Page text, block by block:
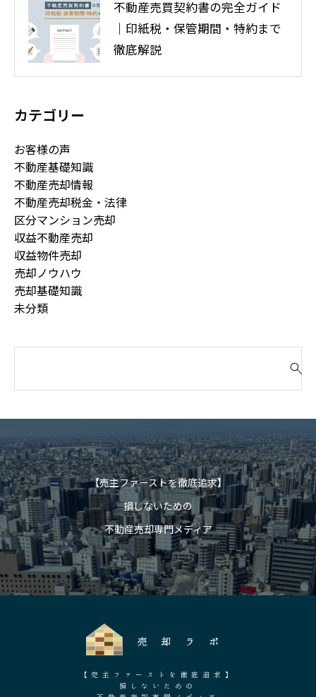
不動産売買契約書の完全ガイド
｜印紙税・保管期間・特約まで
徹底解説
カテゴリー
お客様の声
不動産基礎知識
不動産売却情報
不動産売却税金・法律
区分マンション売却
収益不動産売却
収益物件売却
売却ノウハウ
売却基礎知識
未分類
対
【売主ファーストを徹底追求】
損しないための
不動産売却専門メディア
【売主ファーストを徹底追求】
損しないための